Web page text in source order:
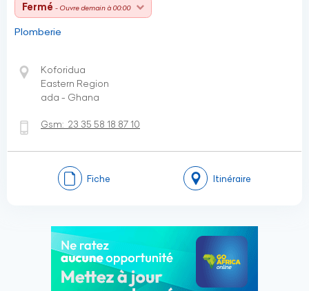
Fermé - Ouvre demain à 00:00
Plomberie
Koforidua
Eastern Region
ada - Ghana
Gsm: 23 35 58 18 87 10
Fiche Itinéraire